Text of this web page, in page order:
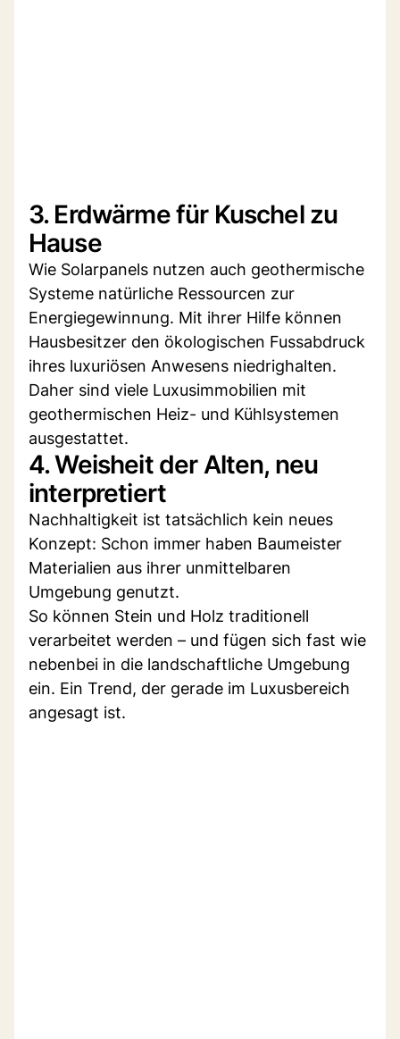
3. Erdwärme für Kuschel zu
Hause
Wie Solarpanels nutzen auch geothermische
Systeme natürliche Ressourcen zur
Energiegewinnung. Mit ihrer Hilfe können
Hausbesitzer den ökologischen Fussabdruck
ihres luxuriösen Anwesens niedrighalten.
Daher sind viele Luxusimmobilien mit
geothermischen Heiz- und Kühlsystemen
ausgestattet.
4. Weisheit der Alten, neu
interpretiert
Nachhaltigkeit ist tatsächlich kein neues
Konzept: Schon immer haben Baumeister
Materialien aus ihrer unmittelbaren
Umgebung genutzt.
So können Stein und Holz traditionell
verarbeitet werden – und fügen sich fast wie
nebenbei in die landschaftliche Umgebung
ein. Ein Trend, der gerade im Luxusbereich
angesagt ist.